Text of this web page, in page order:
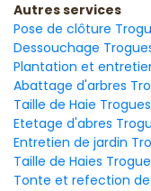
Autres services
Pose de clôture
Dessouchage
Plantation et
Abattage d'arbres
Taille de Haie
Etetage d'abres
Entretien de jardin
Taille de Haies
Tonte et refection de